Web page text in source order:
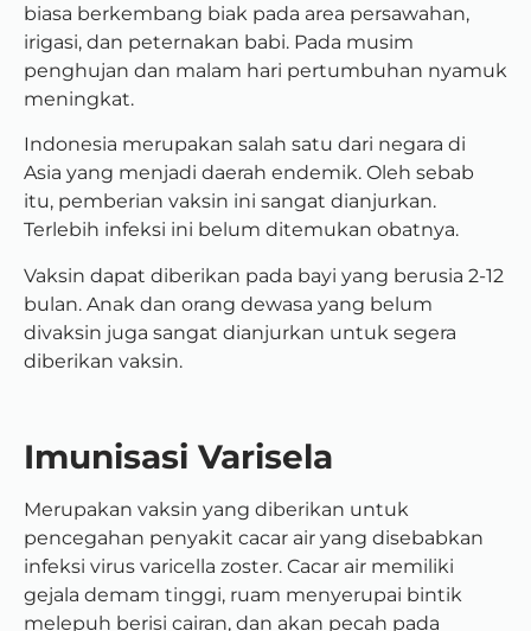
biasa berkembang biak pada area persawahan,
irigasi, dan peternakan babi. Pada musim
penghujan dan malam hari pertumbuhan nyamuk
meningkat.
Indonesia merupakan salah satu dari negara di
Asia yang menjadi daerah endemik. Oleh sebab
itu, pemberian vaksin ini sangat dianjurkan.
Terlebih infeksi ini belum ditemukan obatnya.
Vaksin dapat diberikan pada bayi yang berusia 2-12
bulan. Anak dan orang dewasa yang belum
divaksin juga sangat dianjurkan untuk segera
diberikan vaksin.
Imunisasi Varisela
Merupakan vaksin yang diberikan untuk
pencegahan penyakit cacar air yang disebabkan
infeksi virus varicella zoster. Cacar air memiliki
gejala demam tinggi, ruam menyerupai bintik
melepuh berisi cairan, dan akan pecah pada